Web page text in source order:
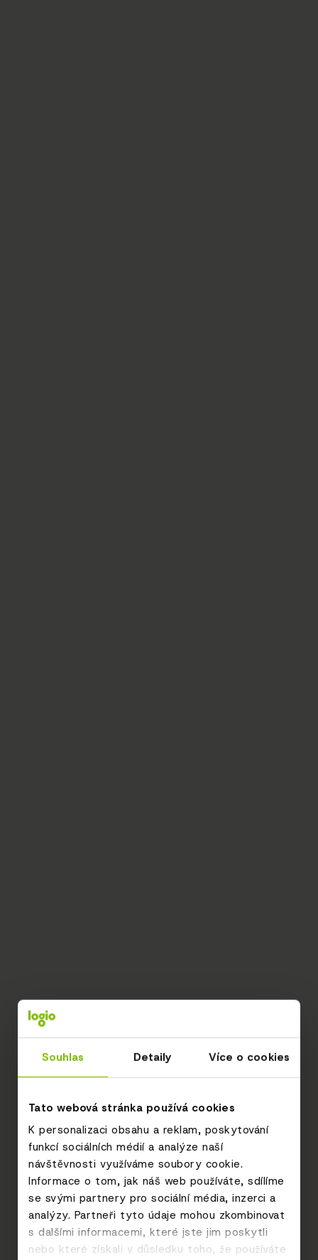
Souhlas Detaily Více o cookies
Tato webová stránka používá cookies
K personalizaci obsahu a reklam, poskytování
funkcí sociálních médií a analýze naší
návštěvnosti využíváme soubory cookie.
Informace o tom, jak náš web používáte, sdílíme
se svými partnery pro sociální média, inzerci a
analýzy. Partneři tyto údaje mohou zkombinovat
s dalšími informacemi, které jste jim poskytli
nebo které získali v důsledku toho, že používáte